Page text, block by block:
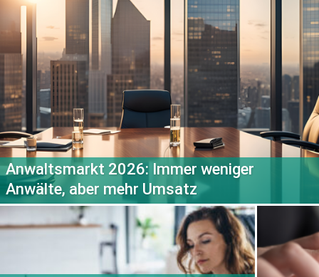
Anwaltsmarkt 2026: Immer weniger
Anwälte, aber mehr Umsatz